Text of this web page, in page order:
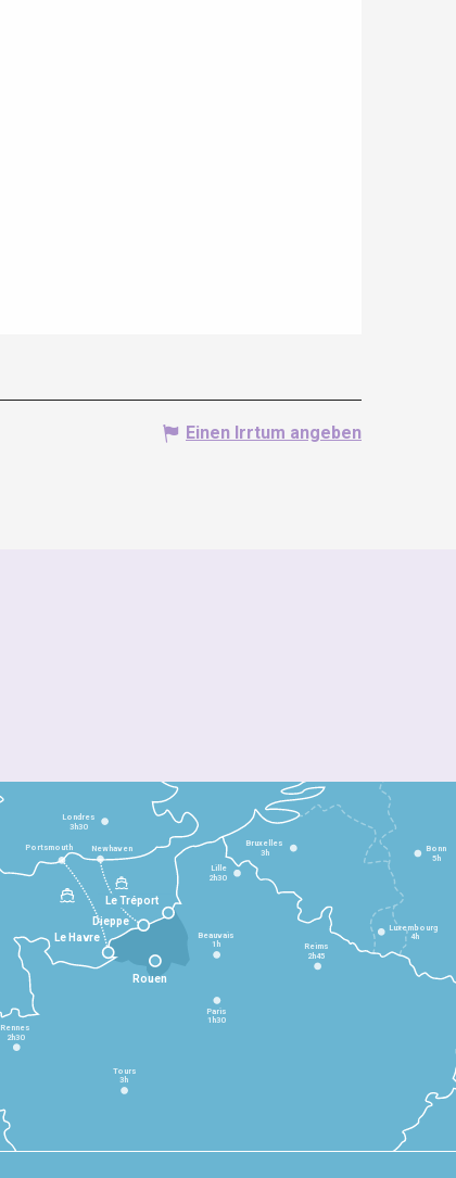
Einen Irrtum angeben
Le Havre
Dieppe
Le Tréport
Rennes
2h30
Tours
3h
Paris
1h30
Beauvais
1h Reims
2h45
Lille
2h30
Bruxelles
3h
Londres
3h30
Newhaven
Portsmouth Bonn
5h
Luxembourg
4h
Rouen